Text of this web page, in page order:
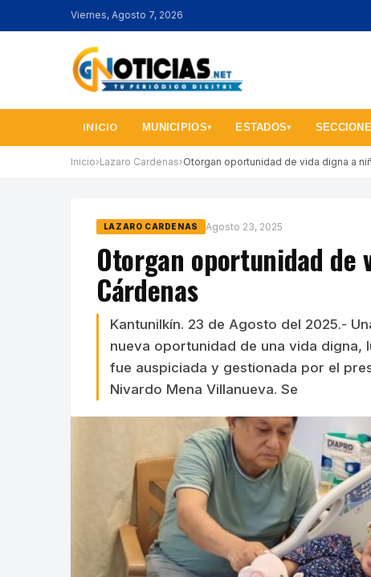
Viernes, Agosto 7, 2026
INICIO MUNICIPIOS▾ ESTADOS▾
Inicio› Lazaro Cardenas›Otorgan oportunidad de vida digna a
LAZARO CARDENAS Agosto 23, 2025
Otorgan oportunidad de
Cárdenas
Kantunilkín. 23 de Agosto del 2025.-
nueva oportunidad de una vida digna,
fue auspiciada y gestionada por el
Nivardo Mena Villanueva. Se